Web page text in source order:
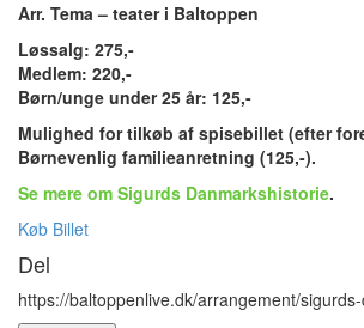
Arr. Tema – teater i Baltoppen
Løssalg: 275,-
Medlem: 220,-
Børn/unge under 25 år: 125,-
Mulighed for tilkøb af spisebillet (efter
Børnevenlig familieanretning (125,-).
Se mere om Sigurds Danmarkshistorie.
Køb Billet
Del
https://baltoppenlive.dk/arrangement/